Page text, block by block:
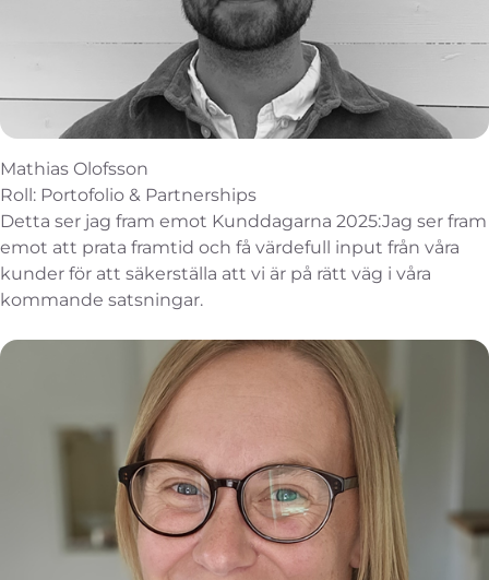
Mathias Olofsson
Roll: Portofolio & Partnerships
Detta ser jag fram emot Kunddagarna 2025:Jag ser fram
emot att prata framtid och få värdefull input från våra
kunder för att säkerställa att vi är på rätt väg i våra
kommande satsningar.